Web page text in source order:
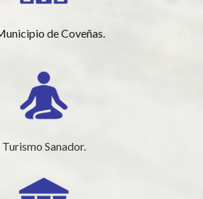
de Coveñas.
Turismo Sanador.